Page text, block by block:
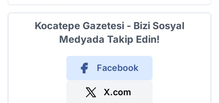
Kocatepe Gazetesi - Bizi Sosyal
Medyada Takip Edin!
Facebook
X.com